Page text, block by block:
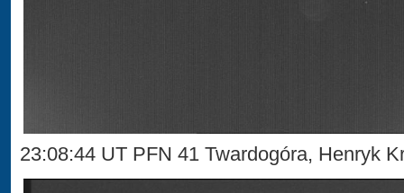
23:08:44 UT PFN 41 Twardogóra, Henryk